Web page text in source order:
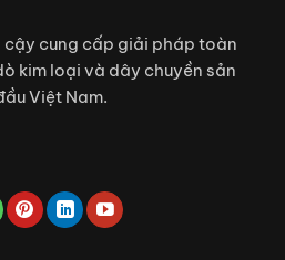
cung cấp giải pháp toàn
kim loại và dây chuyền sản
Việt Nam.